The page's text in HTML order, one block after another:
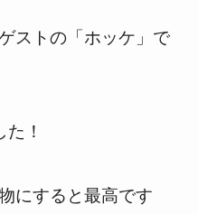
ストの「ホッケ」で
！
にすると最高です